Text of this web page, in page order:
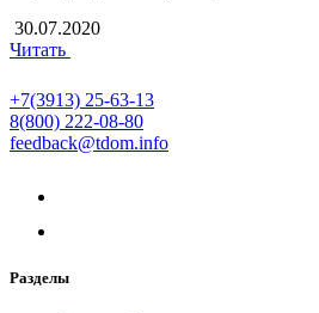
30.07.2020
Читать
+7(3913) 25-63-13
8(800) 222-08-80
feedback@tdom.info
Разделы